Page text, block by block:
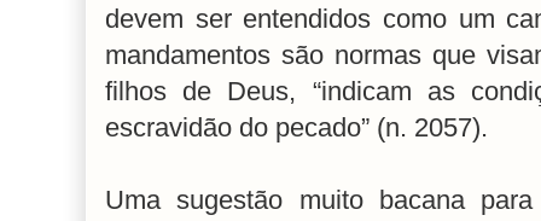
devem ser entendidos como um
mandamentos são normas que
filhos de Deus, “indicam as
escravidão do pecado” (n. 2057).
Uma sugestão muito bacana